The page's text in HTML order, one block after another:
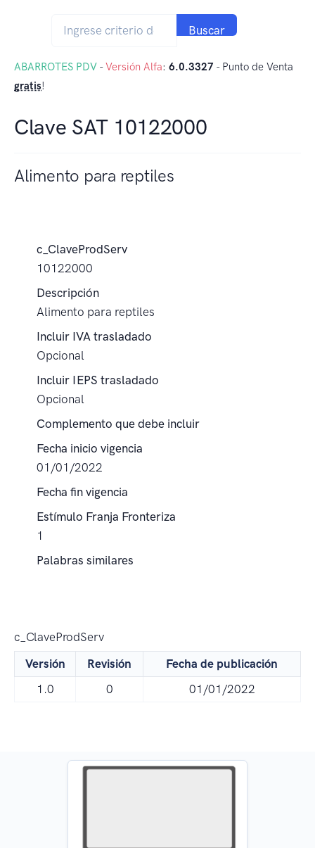
Buscar
ABARROTES PDV -Versión Alfa: 6.0.3327 - Punto de Venta
gratis!
Clave SAT 10122000
Alimento para reptiles
c_ClaveProdServ
10122000
Descripción
Alimento para reptiles
Incluir IVA trasladado
Opcional
Incluir IEPS trasladado
Opcional
Complemento que debe incluir
Fecha inicio vigencia
01/01/2022
Fecha fin vigencia
Estímulo Franja Fronteriza
1
Palabras similares
c_ClaveProdServ
Versión
Revisión
Fecha de publicación
1.0
0 01/01/2022